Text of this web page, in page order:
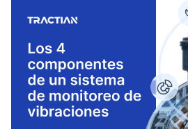
correctas en los activos